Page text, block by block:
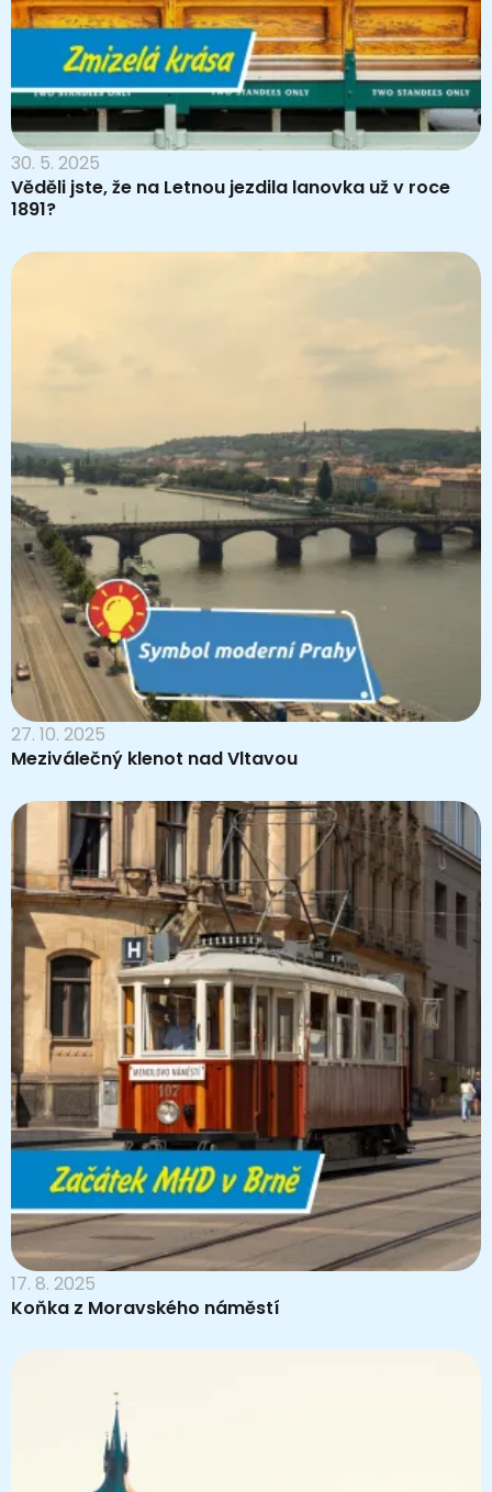
30. 5. 2025
Věděli jste, že na Letnou jezdila lanovka už v roce
1891?
27. 10. 2025
Meziválečný klenot nad Vltavou
17. 8. 2025
Koňka z Moravského náměstí